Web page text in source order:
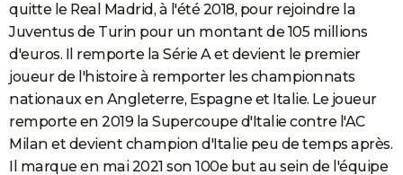
quitte le Real Madrid, à l'été 2018, pour rejoindre la
Juventus de Turin pour un montant de 105 millions
d'euros. Il remporte la Série A et devient le premier
joueur de l'histoire à remporter les championnats
nationaux en Angleterre, Espagne et Italie. Le joueur
remporte en 2019 la Supercoupe d'Italie contre l'AC
Milan et devient champion d'Italie peu de temps après.
Il marque en mai 2021 son 100e but au sein de l'équipe